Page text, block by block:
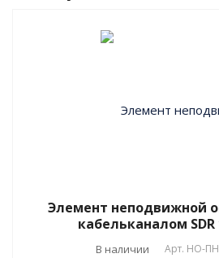
Элемент неподвижной
кабельканалом SDR
В наличии Арт. НО-